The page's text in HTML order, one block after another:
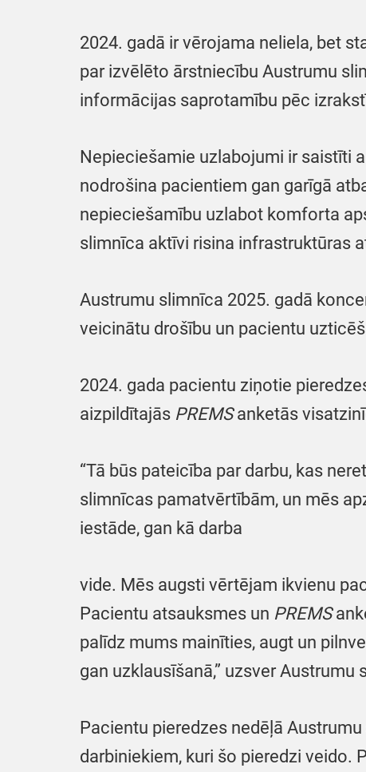
2024. gadā ir vērojama neliela, bet
par izvēlēto ārstniecību Austrumu
informācijas saprotamību pēc
Nepieciešamie uzlabojumi ir saistīti
nodrošina pacientiem gan garīgā
nepieciešamību uzlabot komforta
slimnīca aktīvi risina infrastruktūras
Austrumu slimnīca 2025. gadā
veicinātu drošību un pacientu
2024. gada pacientu ziņotie
aizpildītajās PREMSanketās
“Tā būs pateicība par darbu, kas
slimnīcas pamatvērtībām, un mēs
iestāde, gan kā darba
vide. Mēs augsti vērtējam ikvienu
Pacientu atsauksmes un PREMS
palīdz mums mainīties, augt un
gan uzklausīšanā,” uzsver
Pacientu pieredzes nedēļā
darbiniekiem, kuri šo pieredzi veido.